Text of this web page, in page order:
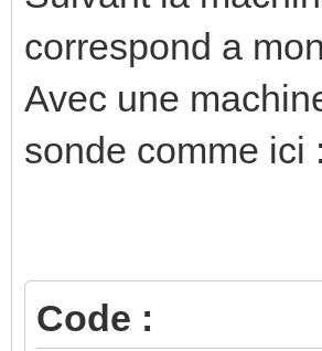
Package id
+105.0°C)
Core 0:
+105.0°C)
Core 2:
correspond a
Avec une
sonde comme ici :
Code :